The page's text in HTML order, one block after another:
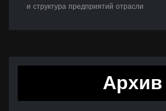
и структура предприятий отрасли
Архив